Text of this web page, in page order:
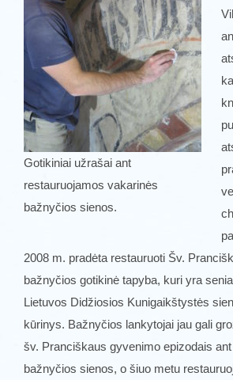
Gotikiniai užrašai ant
restauruojamos vakarinės
bažnyčios sienos.
2008 m. pradėta restauruoti Šv.
bažnyčios gotikinė tapyba, kuri yra
Lietuvos Didžiosios Kunigaikštystės
kūrinys. Bažnyčios lankytojai jau gali
šv. Pranciškaus gyvenimo epizodais
bažnyčios sienos, o šiuo metu